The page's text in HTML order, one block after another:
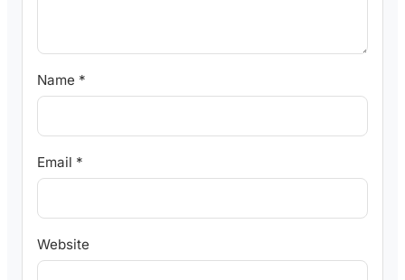
Name *
Email *
Website